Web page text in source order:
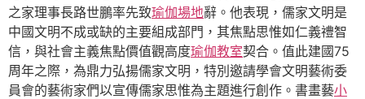
之家理事長路世鵬率先致瑜伽場地辭。他表現，儒家文明是
中國文明不成或缺的主要組成部門，其焦點思惟如仁義禮智
信，與社會主義焦點價值觀高度瑜伽教室契合。值此建國75
周年之際，為鼎力弘揚儒家文明，特別邀請學會文明藝術委
員會的藝術家們以宣傳儒家思惟為主題進行創作。書畫藝小